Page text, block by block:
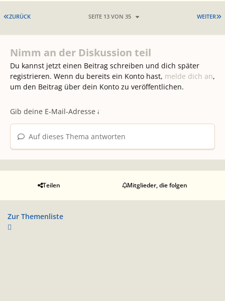
ERSTE SEITE
ZURÜCK WEITER
SEITE 13 VON 35
Nimm an der Diskussion teil
Du kannst jetzt einen Beitrag schreiben und dich später
registrieren. Wenn du bereits ein Konto hast, melde dich an,
um den Beitrag über dein Konto zu veröffentlichen.
Auf dieses Thema antworten
Teilen Mitglieder, die folgen
Zur Themenliste